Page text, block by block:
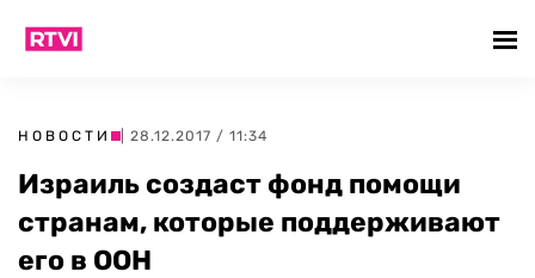
НОВОСТИ | 28.12.2017 / 11:34
Израиль создаст фонд помощи
странам, которые поддерживают
его в ООН